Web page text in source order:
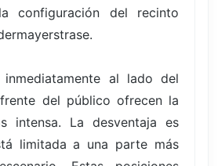
configuración del recinto
inmediatamente al lado del
del público ofrecen la
intensa. La desventaja es
limitada a una parte más